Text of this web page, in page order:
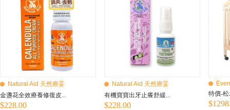
Natural Aid 天然療妥
金盞花全效療養修復皮...
$228.00
Natural Aid 天然療妥
有機寶寶出牙止癢舒緩...
$228.00
特價-